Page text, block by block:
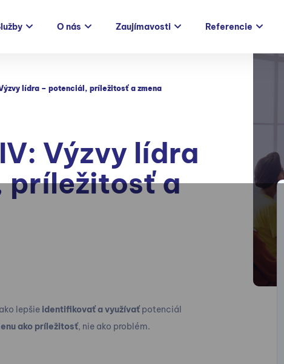
O nás Zaujímavosti Referencie
lídra – potenciál, príležitosť a zmena
Výzvy lídra
príležitosť a
lepšie identifikovať a využívaťpotenciál
ako príležitosť, nie ako problém.